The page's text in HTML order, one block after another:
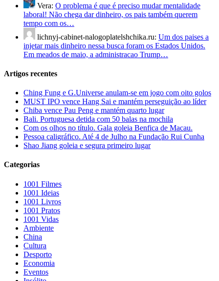
Vera: O problema é que é preciso mudar mentalidade
laboral! Não chega dar dinheiro, os pais também querem
tempo com os…
lichnyj-cabinet-nalogoplatelshchika.ru: Um dos paises a
injetar mais dinheiro nessa busca foram os Estados Unidos.
Em meados de maio, a administracao Trump…
Artigos recentes
Ching Fung e G.Universe anulam-se em jogo com oito golos
MUST IPO vence Hang Sai e mantém perseguição ao líder
Chiba vence Pau Peng e mantém quarto lugar
Bali. Portuguesa detida com 50 balas na mochila
Com os olhos no título. Gala goleia Benfica de Macau.
Pessoa caligráfico. Até 4 de Julho na Fundação Rui Cunha
Shao Jiang goleia e segura primeiro lugar
Categorias
1001 Filmes
1001 Ideias
1001 Livros
1001 Pratos
1001 Vidas
Ambiente
China
Cultura
Desporto
Economia
Eventos